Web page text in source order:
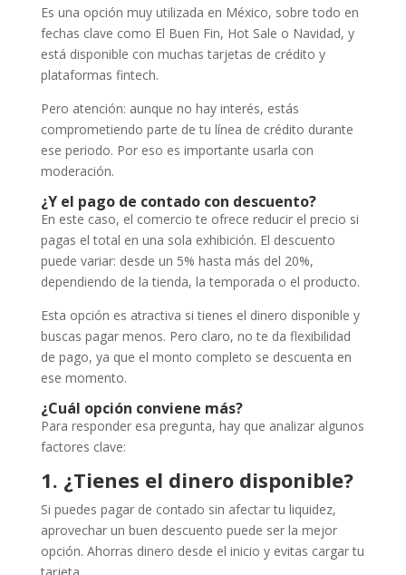
Es una opción muy utilizada en México, sobre todo en
fechas clave como El Buen Fin, Hot Sale o Navidad, y
está disponible con muchas tarjetas de crédito y
plataformas fintech.
Pero atención: aunque no hay interés, estás
comprometiendo parte de tu línea de crédito durante
ese periodo. Por eso es importante usarla con
moderación.
¿Y el pago de contado con descuento?
En este caso, el comercio te ofrece reducir el precio si
pagas el total en una sola exhibición. El descuento
puede variar: desde un 5% hasta más del 20%,
dependiendo de la tienda, la temporada o el producto.
Esta opción es atractiva si tienes el dinero disponible y
buscas pagar menos. Pero claro, no te da flexibilidad
de pago, ya que el monto completo se descuenta en
ese momento.
¿Cuál opción conviene más?
Para responder esa pregunta, hay que analizar algunos
factores clave:
1. ¿Tienes el dinero disponible?
Si puedes pagar de contado sin afectar tu liquidez,
aprovechar un buen descuento puede ser la mejor
opción. Ahorras dinero desde el inicio y evitas cargar tu